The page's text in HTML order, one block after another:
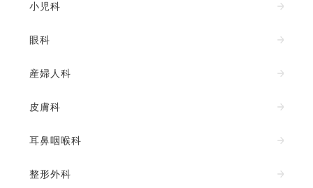
小児科
眼科
産婦人科
皮膚科
耳鼻咽喉科
整形外科